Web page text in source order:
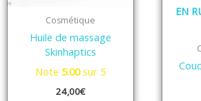
Cosmétique
Huile de massage
Skinhaptics
Note 5.00sur 5
24,00€
EN